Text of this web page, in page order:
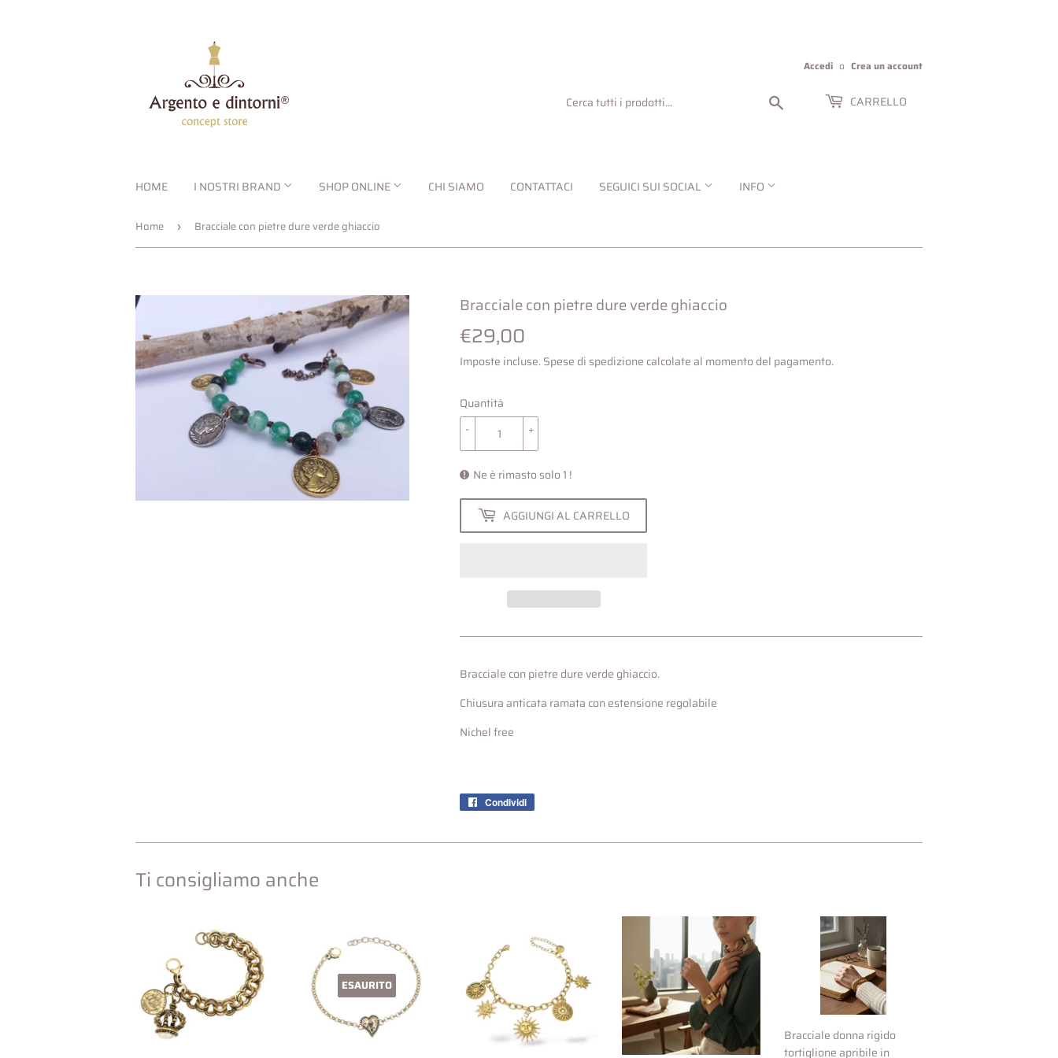
Accedi o Crea un account
CARRELLO
HOME I NOSTRI BRAND SHOP ONLINE CHI SIAMO CONTATTACI SEGUICI SUI SOCIAL INFO
Home › Bracciale con pietre dure verde ghiaccio
Bracciale con pietre dure verde ghiaccio
€29,00
Imposte incluse.Spese di spedizione calcolate al momento del pagamento.
Quantità
+
-
Ne è rimasto solo 1 !
AGGIUNGI AL CARRELLO
Bracciale con pietre dure verde ghiaccio.
Chiusura anticata ramata con estensione regolabile
Nichel free
Condividi
Ti consigliamo anche
ESAURITO
Bracciale donna rigido
tortiglione apribile in